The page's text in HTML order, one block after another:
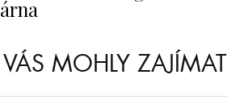
MOHLY ZAJÍMAT